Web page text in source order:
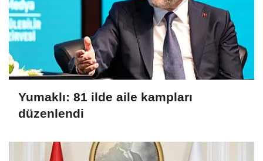
Yumaklı: 81 ilde aile kampları
düzenlendi